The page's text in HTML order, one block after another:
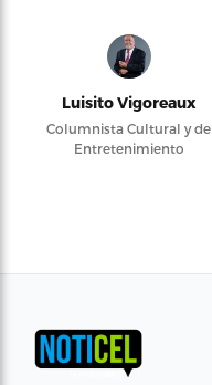
Luisito Vigoreaux
Columnista Cultural y de
Entretenimiento